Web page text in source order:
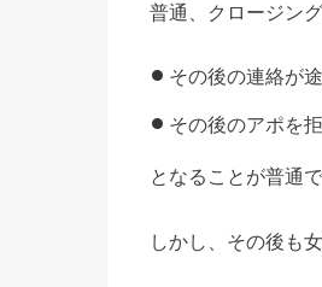
普通、クロージン
その後の連絡が
その後のアポを
となることが普通で
しかし、その後も